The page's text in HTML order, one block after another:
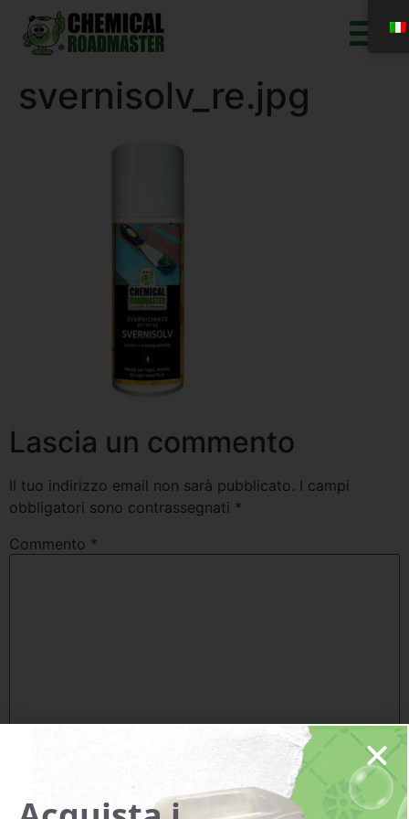
svernisolv_re.jpg
Lascia un commento
Il tuo indirizzo email non sarà pubblicato. I campi
obbligatori sono contrassegnati *
Commento *